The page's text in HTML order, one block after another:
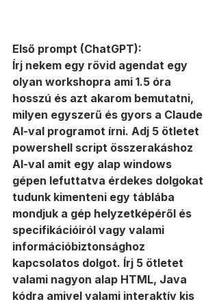
Első prompt (ChatGPT):
Írj nekem egy rövid agendat egy
olyan workshopra ami 1.5 óra
hosszú és azt akarom bemutatni,
milyen egyszerű és gyors a Claude
AI-val programot írni. Adj 5 ötletet
powershell script összerakáshoz
AI-val amit egy alap windows
gépen lefuttatva érdekes dolgokat
tudunk kimenteni egy táblába
mondjuk a gép helyzetképéről és
specifikációiról vagy valami
információbiztonsághoz
kapcsolatos dolgot. Írj 5 ötletet
valami nagyon alap HTML, Java
kódra amivel valami interaktív kis